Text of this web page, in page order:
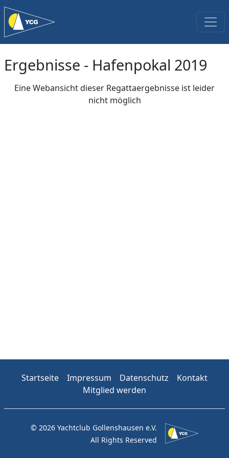
Ergebnisse - Hafenpokal 2019
Eine Webansicht dieser Regattaergebnisse ist leider
nicht möglich
Startseite Impressum Datenschutz
Kontakt
Mitglied werden
© 2026 Yachtclub Gollenshausen e.V.
All Rights Reserved